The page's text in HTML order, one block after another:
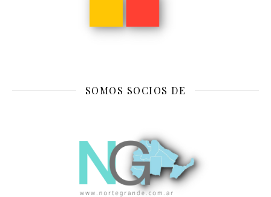
SOMOS SOCIOS DE